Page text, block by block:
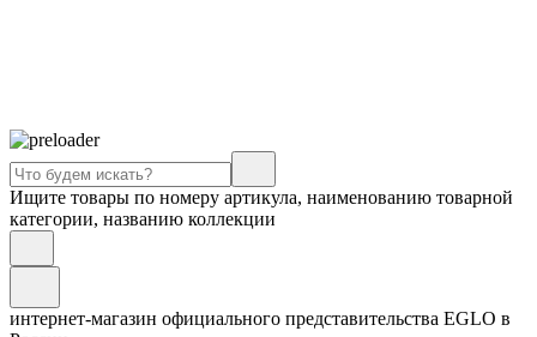
Ищите товары по номеру артикула, наименованию товарной
категории, названию коллекции
интернет-магазин официального представительства EGLO в